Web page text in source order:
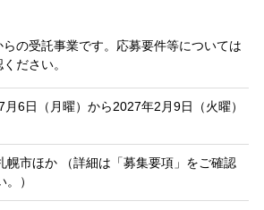
の受託事業です。応募要件等については
ださい。
月6日（月曜）から2027年2月9日（火曜）
幌市ほか （詳細は「募集要項」をご確認
。）